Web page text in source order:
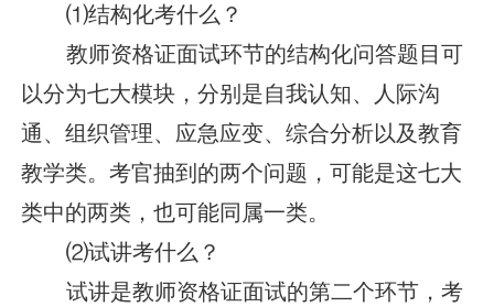
⑴结构化考什么？
教师资格证面试环节的结构化问答题目可
以分为七大模块，分别是自我认知、人际沟
通、组织管理、应急应变、综合分析以及教育
教学类。考官抽到的两个问题，可能是这七大
类中的两类，也可能同属一类。
⑵试讲考什么？
试讲是教师资格证面试的第二个环节，考